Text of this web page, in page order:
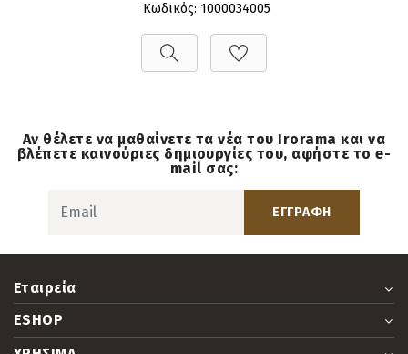
Κωδικός: 1000034005
Αν θέλετε να μαθαίνετε τα νέα του Irorama και να
βλέπετε καινούριες δημιουργίες του, αφήστε το e-
mail σας:
ΕΓΓΡΑΦΗ
Εταιρεία
ESHOP